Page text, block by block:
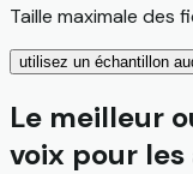
Taille maximale des
utilisez un échantillon
Le meilleur
voix pour